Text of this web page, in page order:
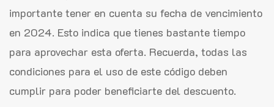
importante tener en cuenta su fecha de vencimiento
en 2024. Esto indica que tienes bastante tiempo
para aprovechar esta oferta. Recuerda, todas las
condiciones para el uso de este código deben
cumplir para poder beneficiarte del descuento.